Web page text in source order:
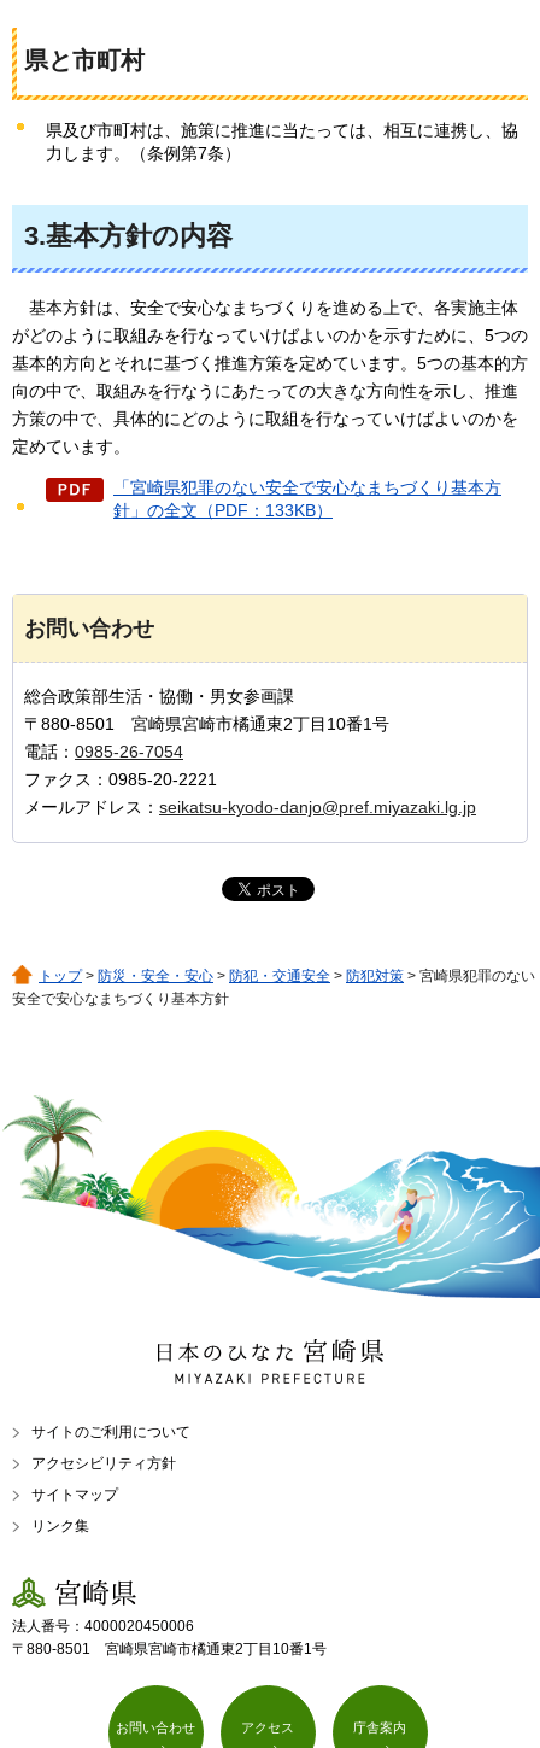
県と市町村
県及び市町村は、施策に推進に当たっては、相互に連携し、協
力します。（条例第7条）
3.基本方針の内容
基本方針は、安全で安心なまちづくりを進める上で、各実施主体
がどのように取組みを行なっていけばよいのかを示すために、5つの
基本的方向とそれに基づく推進方策を定めています。5つの基本的方
向の中で、取組みを行なうにあたっての大きな方向性を示し、推進
方策の中で、具体的にどのように取組を行なっていけばよいのかを
定めています。
「宮崎県犯罪のない安全で安心なまちづくり基本方
針」の全文（PDF：133KB）
お問い合わせ
総合政策部生活・協働・男女参画課
〒880-8501 宮崎県宮崎市橘通東2丁目10番1号
電話： 0985-26-7054
ファクス：0985-20-2221
メールアドレス： seikatsu-kyodo-danjo@pref.miyazaki.lg.jp
トップ> 防災・安全・安心 > 防犯・交通安全 > 防犯対策 > 宮崎県犯罪のない
安全で安心なまちづくり基本方針
日本のひなた 宮崎県
MIYAZAKI PREFECTURE
サイトのご利用について
アクセシビリティ方針
サイトマップ
リンク集
宮崎県
法人番号：4000020450006
〒880-8501 宮崎県宮崎市橘通東2丁目10番1号
お問い合わせ アクセス 庁舎案内